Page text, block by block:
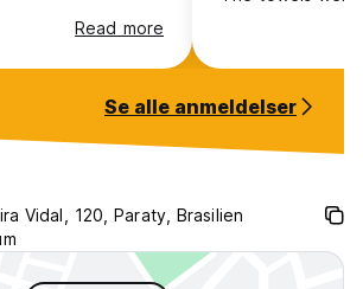
Read more
they said
they are not
int he common
however they
annoying kids
videos on the tv
Se alle anmeldelser
Vidal, 120, Paraty, Brasilien